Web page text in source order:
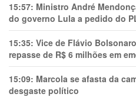
15:57: Ministro André
do governo Lula a pedido do
15:35: Vice de Flávio
repasse de R$ 6 milhões em
15:09: Marcola se afasta da
desgaste político